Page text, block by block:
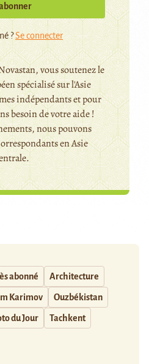
?Se connecter
vous soutenez le
spécialisé sur l'Asie
indépendants et pour
besoin de votre aide !
nous pouvons
en Asie
abonné Architecture
Karimov Ouzbékistan
du Jour Tachkent